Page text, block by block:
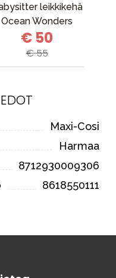
leikkikehä
Ocean Wonders
Ocean Wonders
€ 50
€ 55
Maxi-Cosi
Harmaa
8712930009306
8618550111